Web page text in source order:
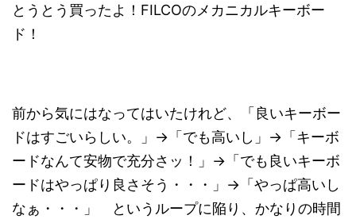
とうとう買ったよ！FILCOのメカニカルキーボー
ド！
前から気にはなってはいたけれど、「良いキーボー
ドはすごいらしい。」→「でも高いし」→「キーボ
ードなんて安物で充分さッ！」→「でも良いキーボ
ードはやっぱり良さそう・・・」→「やっぱ高いし
なぁ・・・」 というループに陥り、かなりの時間